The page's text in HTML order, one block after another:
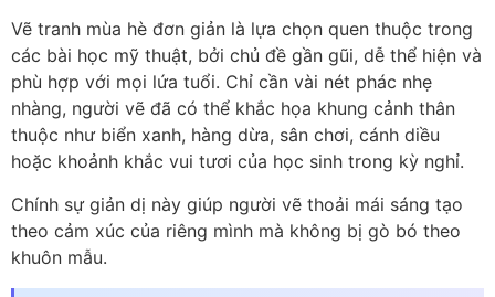
Vẽ tranh mùa hè đơn giản là lựa chọn quen thuộc trong
các bài học mỹ thuật, bởi chủ đề gần gũi, dễ thể hiện và
phù hợp với mọi lứa tuổi. Chỉ cần vài nét phác nhẹ
nhàng, người vẽ đã có thể khắc họa khung cảnh thân
thuộc như biển xanh, hàng dừa, sân chơi, cánh diều
hoặc khoảnh khắc vui tươi của học sinh trong kỳ nghỉ.
Chính sự giản dị này giúp người vẽ thoải mái sáng tạo
theo cảm xúc của riêng mình mà không bị gò bó theo
khuôn mẫu.